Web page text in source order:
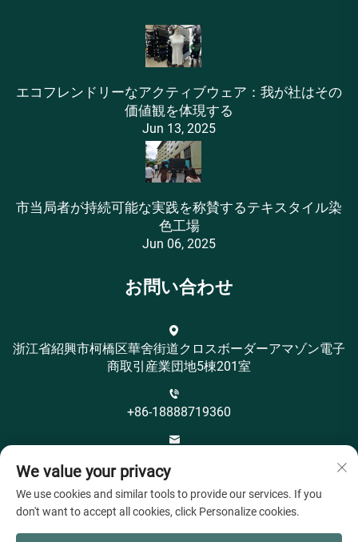
エコフレンドリーなアクティブウェア：我が社はその
価値観を体現する
Jun 13, 2025
市当局者が持続可能な実践を称賛するテキスタイル染
色工場
Jun 06, 2025
お問い合わせ
浙江省紹興市柯橋区華舍街道クロスボーダーアマゾン電子
商取引産業団地5棟201室
+86-18888719360
We value your privacy
We use cookies and similar tools to provide our services. If you
don't want to accept all cookies, click Personalize cookies.